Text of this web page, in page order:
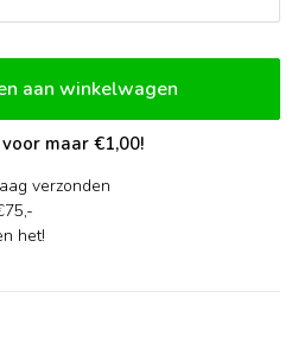
aan winkelwagen
maar €1,00!
verzonden
het!